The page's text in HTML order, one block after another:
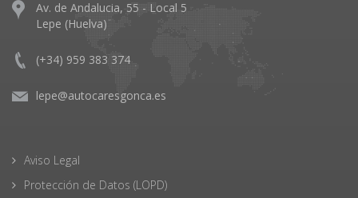
Av. de Andalucia, 55 - Local 5
Lepe (Huelva)
(+34) 959 383 374
lepe@autocaresgonca.es
Aviso Legal
Protección de Datos (LOPD)